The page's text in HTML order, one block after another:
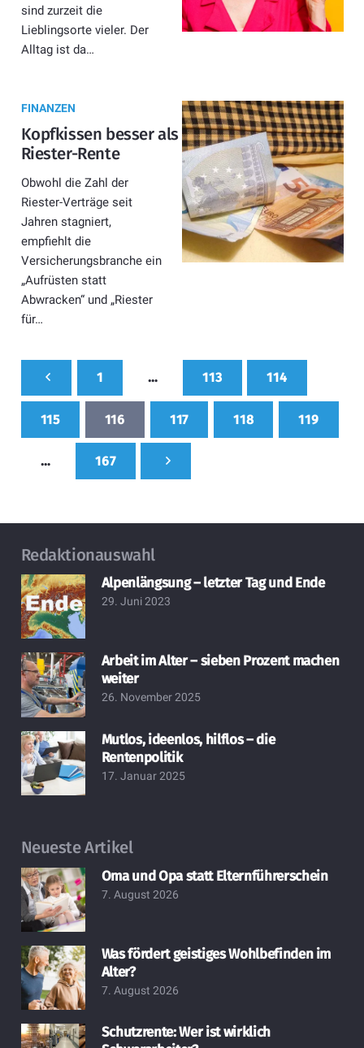
sind zurzeit die
Lieblingsorte vieler. Der
Alltag ist da…
FINANZEN
Kopfkissen besser als
Riester-Rente
Obwohl die Zahl der
Riester-Verträge seit
Jahren stagniert,
empfiehlt die
Versicherungsbranche ein
„Aufrüsten statt
Abwracken“ und „Riester
für…
1 … 113 114
115 116 117 118 119
… 167
Redaktionauswahl
Alpenlängsung – letzter Tag und Ende
29. Juni 2023
Arbeit im Alter – sieben Prozent machen
weiter
26. November 2025
Mutlos, ideenlos, hilflos – die
Rentenpolitik
17. Januar 2025
Neueste Artikel
Oma und Opa statt Elternführerschein
7. August 2026
Was fördert geistiges Wohlbefinden im
Alter?
7. August 2026
Schutzrente: Wer ist wirklich